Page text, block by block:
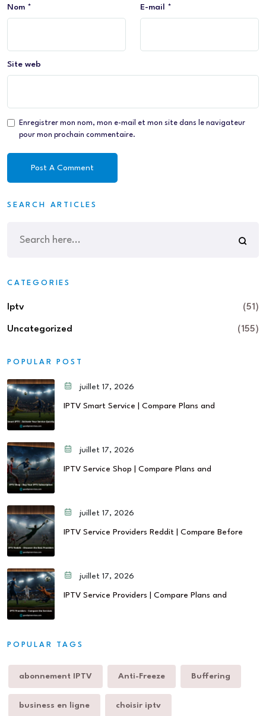
Nom * E-mail *
Site web
Enregistrer mon nom, mon e-mail et mon site dans le navigateur
pour mon prochain commentaire.
SEARCH ARTICLES
CATEGORIES
Iptv (51)
Uncategorized (155)
POPULAR POST
juillet 17, 2026
IPTV Smart Service | Compare Plans and
juillet 17, 2026
IPTV Service Shop | Compare Plans and
juillet 17, 2026
IPTV Service Providers Reddit | Compare Before
juillet 17, 2026
IPTV Service Providers | Compare Plans and
POPULAR TAGS
abonnement IPTV Anti-Freeze Buffering
business en ligne choisir iptv